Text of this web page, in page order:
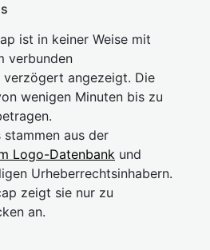
ist in keiner Weise mit
verbunden
angezeigt. Die
wenigen Minuten bis zu
aus der
Logo-Datenbank und
Urheberrechtsinhabern.
zeigt sie nur zu
an.